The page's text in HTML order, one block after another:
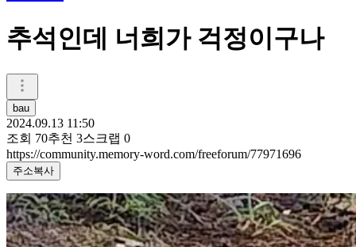
추석인데 너희가 걱정이구나
bau
2024.09.13 11:50
조회 70추천 3스크랩 0
https://community.memory-word.com/freeforum/77971696
주소복사